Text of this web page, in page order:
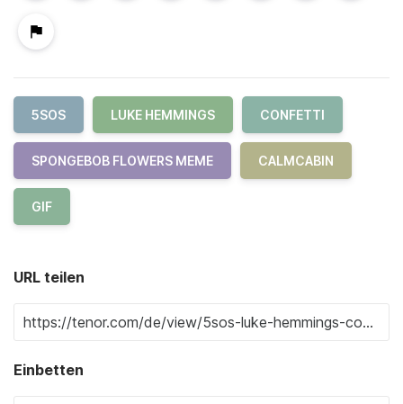
5SOS LUKE HEMMINGS CONFETTI
SPONGEBOB FLOWERS MEME CALMCABIN
GIF
URL teilen
Einbetten